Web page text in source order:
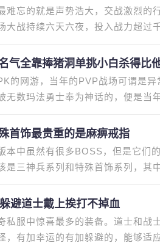
难忘的就是声势浩大，交战激烈
大战持续六天六夜，投入战力超过
气全靠捧猪洞单挑小白杀得比
的网游，当年的PVP战场可谓是
无数玛法勇士奉为神话的，便是
首饰最贵重的是麻痹戒指
本中虽然有很多BOSS，但是它们
是三神兵系列和特殊首饰系列，
避道士戴上挨打不掉血
私服中惊喜最多的装备。道士和
，有加幸运的有加躲避的，能够适